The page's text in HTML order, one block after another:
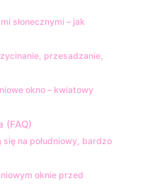
słonecznymi – jak
przesadzanie,
okno – kwiatowy
(FAQ)
na południowy, bardzo
oknie przed